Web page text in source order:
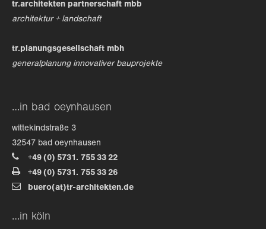
tr.architekten partnerschaft mbb
architektur + landschaft
tr.planungsgesellschaft mbh
generalplanung innovativer bauprojekte
…in bad oeynhausen
wittekindstraße 3
32547 bad oeynhausen
+49 (0) 5731. 755 33 22
+49 (0) 5731. 755 33 26
buero(at)tr-architekten.de
…in köln